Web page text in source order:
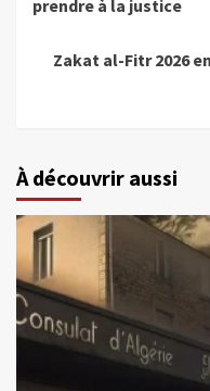
prendre à la justice
Zakat al-Fitr 2026
À découvrir aussi